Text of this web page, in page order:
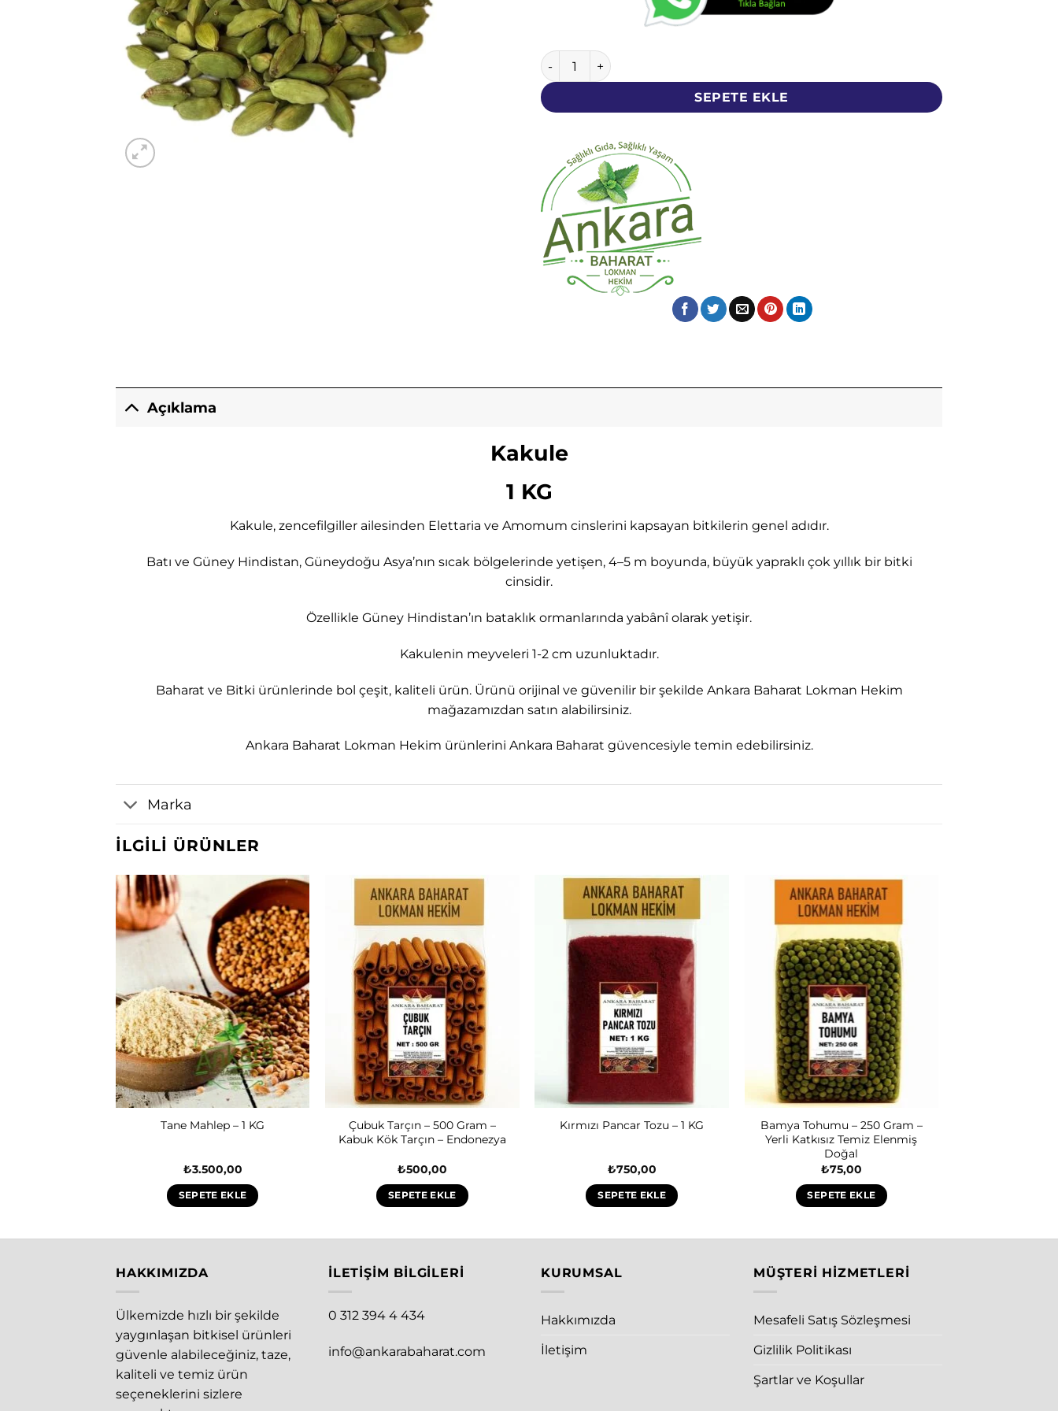
Kakule - 1 KG - Yeşil Tane adet
SEPETE EKLE
Açıklama
Kakule
1 KG
Kakule, zencefilgiller ailesinden Elettaria ve Amomum cinslerini kapsayan bitkilerin genel adıdır.
Batı ve Güney Hindistan, Güneydoğu Asya’nın sıcak bölgelerinde yetişen, 4–5 m boyunda, büyük yapraklı çok yıllık bir bitki
cinsidir.
Özellikle Güney Hindistan’ın bataklık ormanlarında yabânî olarak yetişir.
Kakulenin meyveleri 1-2 cm uzunluktadır.
Baharat ve Bitki ürünlerinde bol çeşit, kaliteli ürün. Ürünü orijinal ve güvenilir bir şekilde Ankara Baharat Lokman Hekim
mağazamızdan satın alabilirsiniz.
Ankara Baharat Lokman Hekim ürünlerini Ankara Baharat güvencesiyle temin edebilirsiniz.
Marka
İLGILI ÜRÜNLER
Tane Mahlep – 1 KG
₺3.500,00
SEPETE EKLE
Çubuk Tarçın – 500 Gram –
Kabuk Kök Tarçın – Endonezya
₺500,00
SEPETE EKLE
Kırmızı Pancar Tozu – 1 KG
₺750,00
SEPETE EKLE
Bamya Tohumu – 250 Gram –
Yerli Katkısız Temiz Elenmiş
Doğal
₺75,00
SEPETE EKLE
HAKKIMIZDA
Ülkemizde hızlı bir şekilde
yaygınlaşan bitkisel ürünleri
güvenle alabileceğiniz, taze,
kaliteli ve temiz ürün
seçeneklerini sizlere
İLETIŞIM BILGILERI
0 312 394 4 434
info@ankarabaharat.com
KURUMSAL
Hakkımızda
İletişim
MÜŞTERI HIZMETLERI
Mesafeli Satış Sözleşmesi
Gizlilik Politikası
Şartlar ve Koşullar